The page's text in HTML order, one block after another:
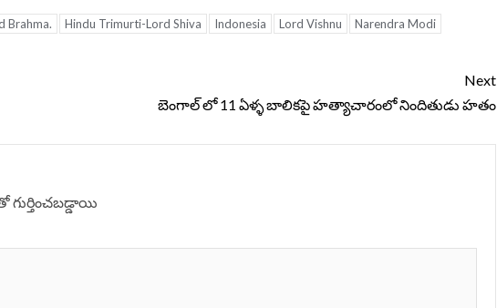
Brahma. Hindu Trimurti-Lord Shiva Indonesia Lord Vishnu
Narendra Modi
Next
బెంగాల్ లో 11 ఏళ్ళ బాలిక‌పై హ‌త్యాచారంలో నిందితుడు హ‌తం
గుర్తించబడ్డాయి